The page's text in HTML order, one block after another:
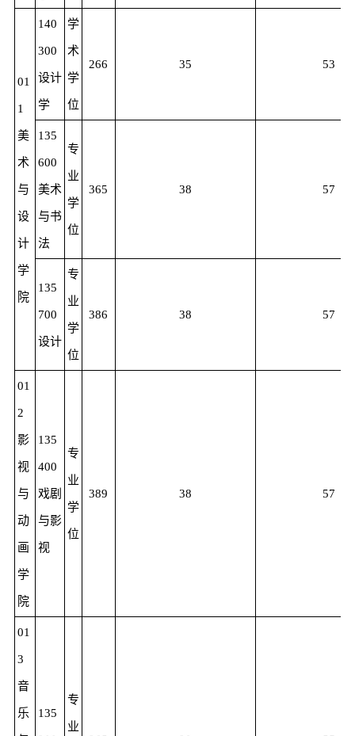
01
1
美
术
与
设
计
学
院
140
300
设计
学
学
术
学
位
266 35 53
135
600
美术
与书
法
专
业
学
位
365 38 57
135
700
设计
专
业
学
位
386 38 57
01
2
影
视
与
动
画
学
院
135
400
戏剧
与影
视
专
业
学
位
389 38 57
01
3
音
乐 135
专
业